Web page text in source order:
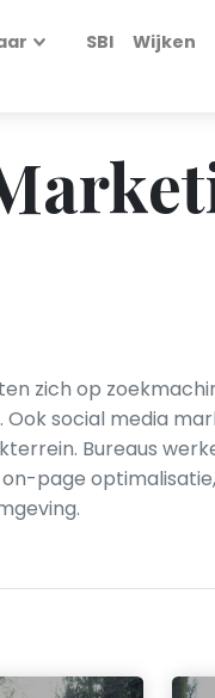
SBI Wijken
zich op
social media
Bureaus
page